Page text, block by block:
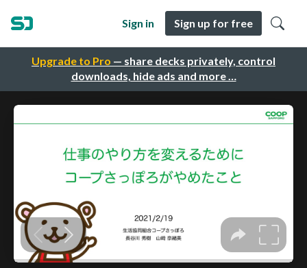
Upgrade to Pro — share decks privately, control
downloads, hide ads and more …
Sign in Sign up for free